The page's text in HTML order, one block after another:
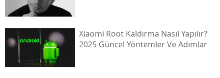
Xiaomi Root Kaldırma Nasıl Yapılır?
2025 Güncel Yöntemler Ve Adımlar